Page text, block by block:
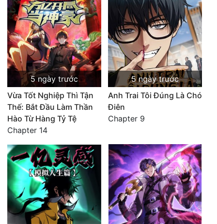
5 ngày trước
Vừa Tốt Nghiệp Thì Tận
Thế: Bắt Đầu Làm Thần
Hào Từ Hàng Tỷ Tệ
Chapter 14
5 ngày trước
Anh Trai Tôi Đúng Là Chó
Điên
Chapter 9